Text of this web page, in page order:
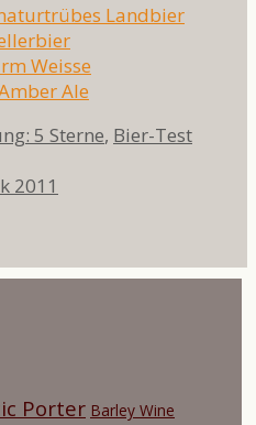
Landbier
Weisse
Ale
5 Sterne, Bier-Test
2011
Porter Barley Wine